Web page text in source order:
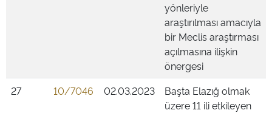
yönleriyle
araştırılması amacıyla
bir Meclis araştırması
açılmasına ilişkin
önergesi
27
10/7046 02.03.2023
Başta Elazığ olmak
üzere 11 ili etkileyen